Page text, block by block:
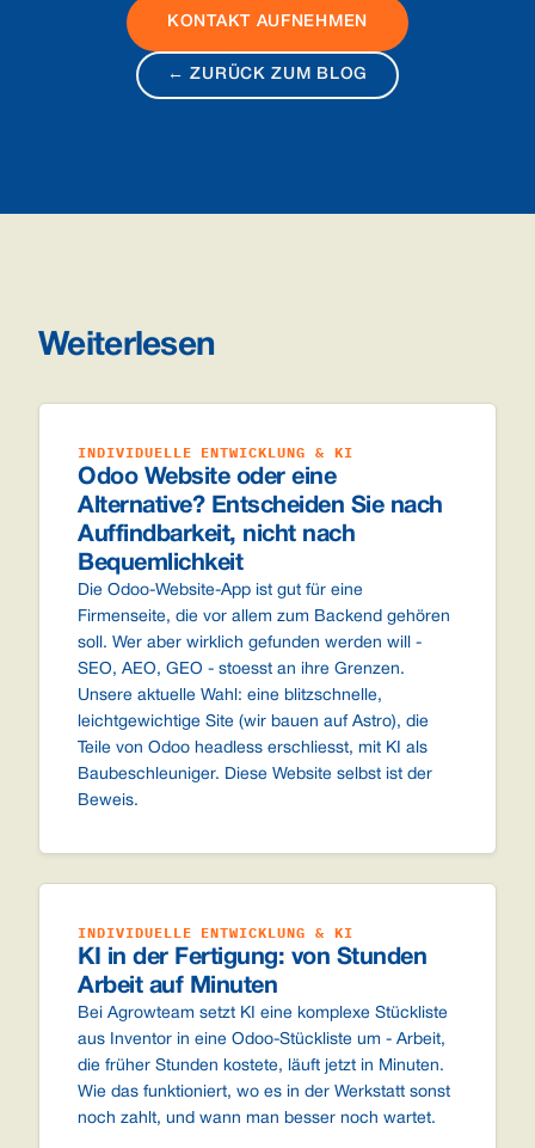
KONTAKT AUFNEHMEN
← ZURÜCK ZUM BLOG
Weiterlesen
INDIVIDUELLE ENTWICKLUNG & KI
Odoo Website oder eine
Alternative? Entscheiden Sie nach
Auffindbarkeit, nicht nach
Bequemlichkeit
Die Odoo-Website-App ist gut für eine
Firmenseite, die vor allem zum Backend gehören
soll. Wer aber wirklich gefunden werden will -
SEO, AEO, GEO - stoesst an ihre Grenzen.
Unsere aktuelle Wahl: eine blitzschnelle,
leichtgewichtige Site (wir bauen auf Astro), die
Teile von Odoo headless erschliesst, mit KI als
Baubeschleuniger. Diese Website selbst ist der
Beweis.
INDIVIDUELLE ENTWICKLUNG & KI
KI in der Fertigung: von Stunden
Arbeit auf Minuten
Bei Agrowteam setzt KI eine komplexe Stückliste
aus Inventor in eine Odoo-Stückliste um - Arbeit,
die früher Stunden kostete, läuft jetzt in Minuten.
Wie das funktioniert, wo es in der Werkstatt sonst
noch zahlt, und wann man besser noch wartet.